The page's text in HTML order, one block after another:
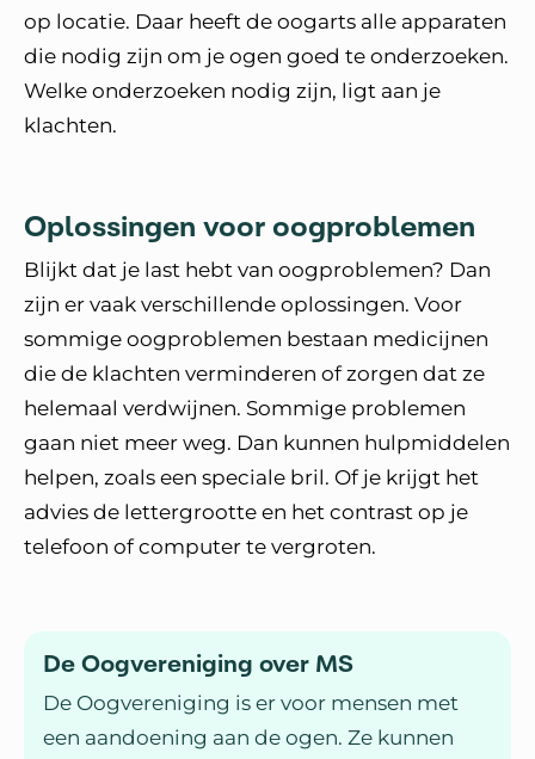
op locatie. Daar heeft de oogarts alle apparaten
die nodig zijn om je ogen goed te onderzoeken.
Welke onderzoeken nodig zijn, ligt aan je
klachten.
Oplossingen voor oogproblemen
Blijkt dat je last hebt van oogproblemen? Dan
zijn er vaak verschillende oplossingen. Voor
sommige oogproblemen bestaan medicijnen
die de klachten verminderen of zorgen dat ze
helemaal verdwijnen. Sommige problemen
gaan niet meer weg. Dan kunnen hulpmiddelen
helpen, zoals een speciale bril. Of je krijgt het
advies de lettergrootte en het contrast op je
telefoon of computer te vergroten.
De Oogvereniging over MS
De Oogvereniging is er voor mensen met
een aandoening aan de ogen. Ze kunnen